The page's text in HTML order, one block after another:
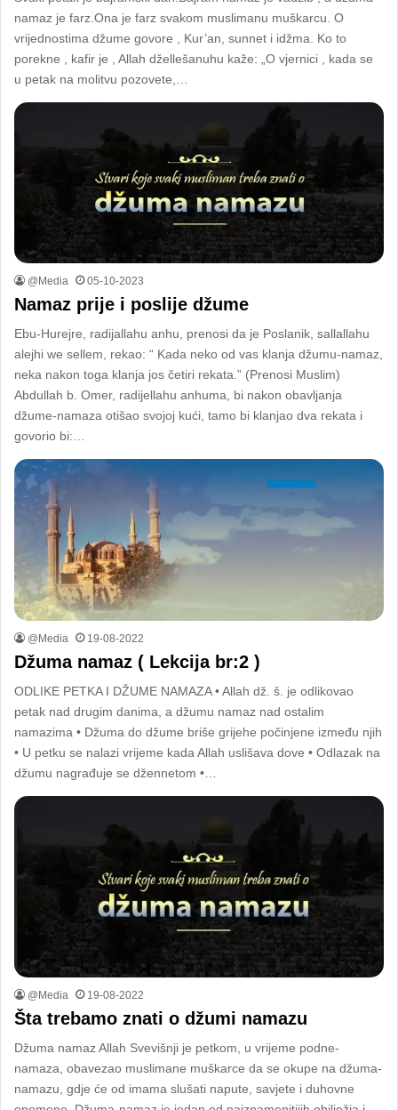
namaz je farz.Ona je farz svakom muslimanu muškarcu. O
vrijednostima džume govore , Kur’an, sunnet i idžma. Ko to
porekne , kafir je , Allah džellešanuhu kaže: „O vjernici , kada se
u petak na molitvu pozovete,…
@Media 05-10-2023
Namaz prije i poslije džume
Ebu-Hurejre, radijallahu anhu, prenosi da je Poslanik, sallallahu
alejhi we sellem, rekao: “ Kada neko od vas klanja džumu-namaz,
neka nakon toga klanja jos četiri rekata.” (Prenosi Muslim)
Abdullah b. Omer, radijellahu anhuma, bi nakon obavljanja
džume-namaza otišao svojoj kući, tamo bi klanjao dva rekata i
govorio bi:…
@Media 19-08-2022
Džuma namaz ( Lekcija br:2 )
ODLIKE PETKA I DŽUME NAMAZA • Allah dž. š. je odlikovao
petak nad drugim danima, a džumu namaz nad ostalim
namazima • Džuma do džume briše grijehe počinjene između njih
• U petku se nalazi vrijeme kada Allah uslišava dove • Odlazak na
džumu nagrađuje se džennetom •…
@Media 19-08-2022
Šta trebamo znati o džumi namazu
Džuma namaz Allah Svevišnji je petkom, u vrijeme podne-
namaza, obavezao muslimane muškarce da se okupe na džuma-
namazu, gdje će od imama slušati napute, savjete i duhovne